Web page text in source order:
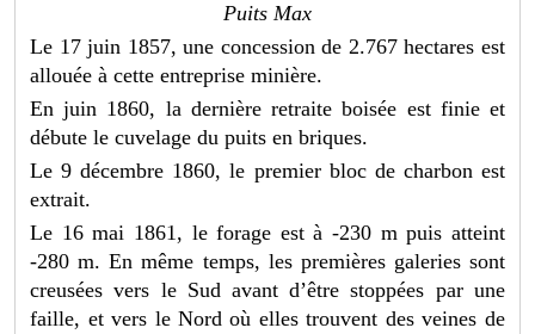
Puits Max
Le 17 juin 1857, une concession de 2.767 hectares est
allouée à cette entreprise minière.
En juin 1860, la dernière retraite boisée est finie et
débute le cuvelage du puits en briques.
Le 9 décembre 1860, le premier bloc de charbon est
extrait.
Le 16 mai 1861, le forage est à -230 m puis atteint
-280 m. En même temps, les premières galeries sont
creusées vers le Sud avant d’être stoppées par une
faille, et vers le Nord où elles trouvent des veines de